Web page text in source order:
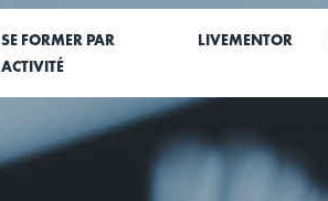
SE FORMER PAR
ACTIVITÉ
LIVEMENTOR